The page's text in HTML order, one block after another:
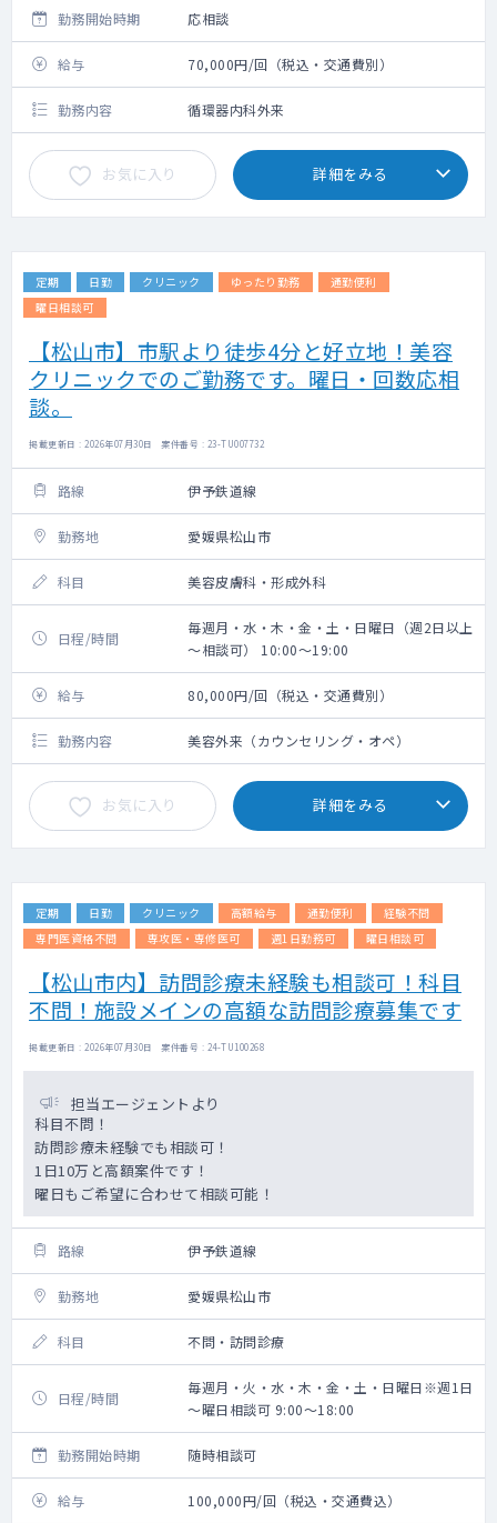
勤務開始時期 応相談
給与 70,000円/回（税込・交通費別）
勤務内容 循環器内科外来
お気に入り 詳細をみる
定期 日勤 クリニック ゆったり勤務
通勤便利
曜日相談可
【松山市】市駅より徒歩4分と好立地！美容
クリニックでのご勤務です。曜日・回数応相
談。
掲載更新日 : 2026年07月30日 案件番号 : 23-TU007732
路線 伊予鉄道線
勤務地 愛媛県松山市
科目 美容皮膚科・形成外科
日程/時間
毎週月・水・木・金・土・日曜日（週2日以上
～相談可） 10:00～19:00
給与 80,000円/回（税込・交通費別）
勤務内容 美容外来（カウンセリング・オペ）
お気に入り 詳細をみる
定期 日勤 クリニック 高額給与 通勤便利
経験不問
専門医資格不問
専攻医・専修医可 週1日勤務可 曜日相談可
【松山市内】訪問診療未経験も相談可！科目
不問！施設メインの高額な訪問診療募集です
掲載更新日 : 2026年07月30日 案件番号 : 24-TU100268
担当エージェントより
科目不問！
訪問診療未経験でも相談可！
1日10万と高額案件です！
曜日もご希望に合わせて相談可能！
路線 伊予鉄道線
勤務地 愛媛県松山市
科目 不問・訪問診療
日程/時間
毎週月・火・水・木・金・土・日曜日※週1日
～曜日相談可 9:00～18:00
勤務開始時期 随時相談可
給与 100,000円/回（税込・交通費込）